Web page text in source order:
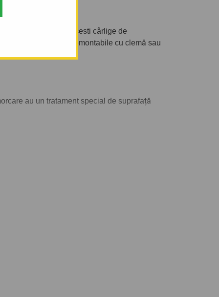
În oferta noastră gășesti cârlige de
semi-demontabile, demontabile cu clemă sau
au un tratament special de suprafață
De asemenea puteți alege și